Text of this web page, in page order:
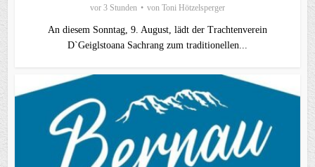
vor 3 Stunden von Toni Hötzelsperger
An diesem Sonntag, 9. August, lädt der Trachtenverein
D`Geiglstoana Sachrang zum traditionellen...